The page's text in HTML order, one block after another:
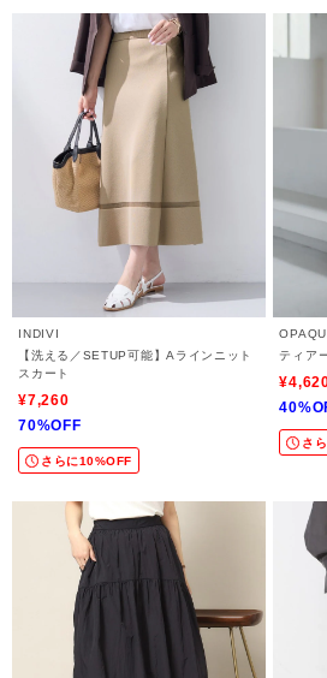
INDIVI
【洗える／SETUP可能】Aラインニット
スカート
¥7,260
70%OFF
さらに10%OFF
ティア
さ